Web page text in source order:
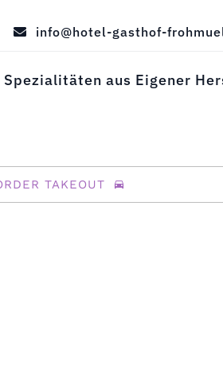
info@hotel-gasthof-
Spezialitäten aus Eigener
TAKEOUT